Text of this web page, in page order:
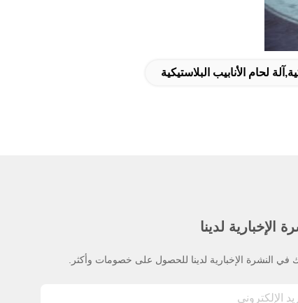
لحام الأنابيب البلاستيكية
الإخبارية لدينا
في النشرة الإخبارية لدينا للحصول على خصومات وأكثر.